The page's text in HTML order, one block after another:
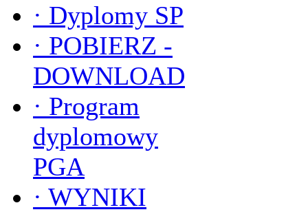
· Dyplomy SP
· POBIERZ -
DOWNLOAD
· Program
dyplomowy
PGA
· WYNIKI